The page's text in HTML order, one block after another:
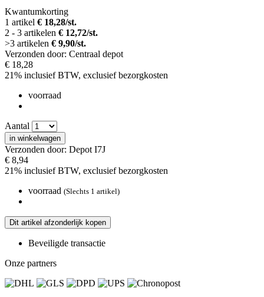
Kwantumkorting
1 artikel € 18,28/st.
2 - 3 artikelen € 12,72/st.
>3 artikelen € 9,90/st.
Verzonden door: Centraal depot
€ 18,28
21% inclusief BTW, exclusiefbezorgkosten
voorraad
Aantal
in winkelwagen
Verzonden door: Depot I7J
€ 8,94
21% inclusief BTW, exclusiefbezorgkosten
voorraad (Slechts 1 artikel)
Dit artikel afzonderlijk kopen
Beveiligde transactie
Onze partners